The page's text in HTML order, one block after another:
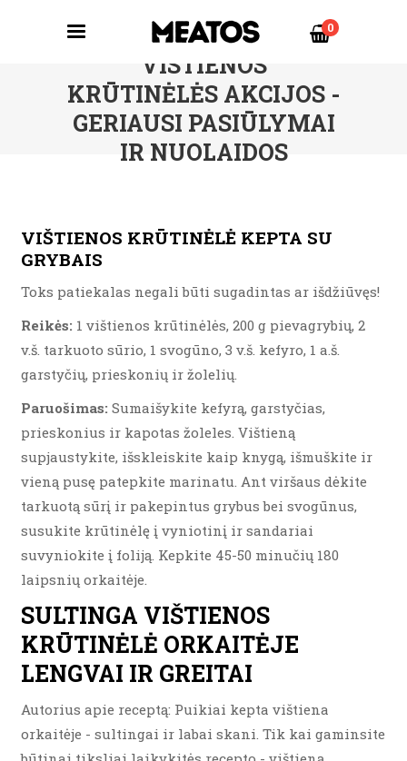
0
VISTIENOS
KRŪTINĖLĖS AKCIJOS -
GERIAUSI PASIŪLYMAI
IR NUOLAIDOS
VIŠTIENOS KRŪTINĖLĖ KEPTA SU
GRYBAIS
Toks patiekalas negali būti sugadintas ar išdžiūvęs!
Reikės: 1 vištienos krūtinėlės, 200 g pievagrybių, 2
v.š. tarkuoto sūrio, 1 svogūno, 3 v.š. kefyro, 1 a.š.
garstyčių, prieskonių ir žolelių.
Paruošimas: Sumaišykite kefyrą, garstyčias,
prieskonius ir kapotas žoleles. Vištieną
supjaustykite, išskleiskite kaip knygą, išmuškite ir
vieną pusę patepkite marinatu. Ant viršaus dėkite
tarkuotą sūrį ir pakepintus grybus bei svogūnus,
susukite krūtinėlę į vyniotinį ir sandariai
suvyniokite į foliją. Kepkite 45-50 minučių 180
laipsnių orkaitėje.
SULTINGA VIŠTIENOS
KRŪTINĖLĖ ORKAITĖJE
LENGVAI IR GREITAI
Autorius apie receptą: Puikiai kepta vištiena
orkaitėje - sultingai ir labai skani. Tik kai gaminsite